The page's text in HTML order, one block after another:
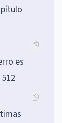
es